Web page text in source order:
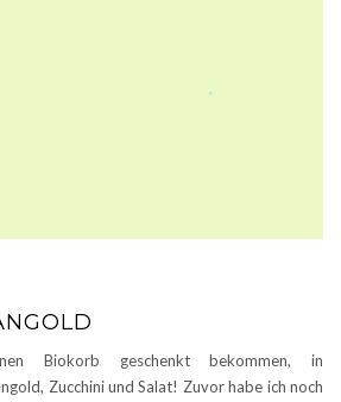
Biokorb geschenkt bekommen, in
Zucchini und Salat! Zuvor habe ich noch